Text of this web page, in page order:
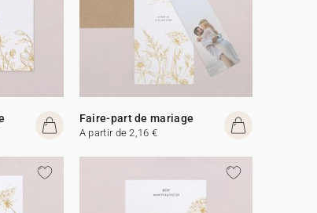
Faire-part de mariage
A partir de 2,16 €